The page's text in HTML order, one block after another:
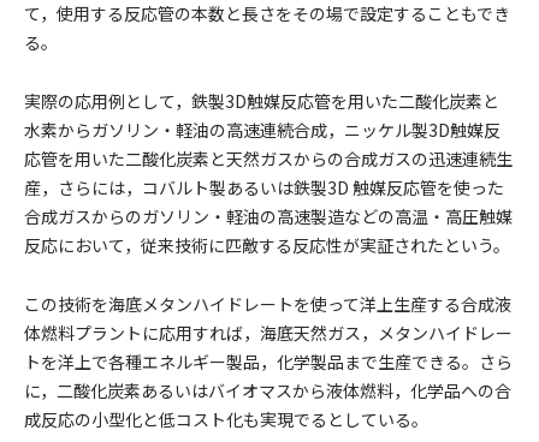
て，使用する反応管の本数と長さをその場で設定することもでき
る。
実際の応用例として，鉄製3D触媒反応管を用いた二酸化炭素と
水素からガソリン・軽油の高速連続合成，ニッケル製3D触媒反
応管を用いた二酸化炭素と天然ガスからの合成ガスの迅速連続生
産，さらには，コバルト製あるいは鉄製3D 触媒反応管を使った
合成ガスからのガソリン・軽油の高速製造などの高温・高圧触媒
反応において，従来技術に匹敵する反応性が実証されたという。
この技術を海底メタンハイドレートを使って洋上生産する合成液
体燃料プラントに応用すれば，海底天然ガス，メタンハイドレー
トを洋上で各種エネルギー製品，化学製品まで生産できる。さら
に，二酸化炭素あるいはバイオマスから液体燃料，化学品への合
成反応の小型化と低コスト化も実現でるとしている。